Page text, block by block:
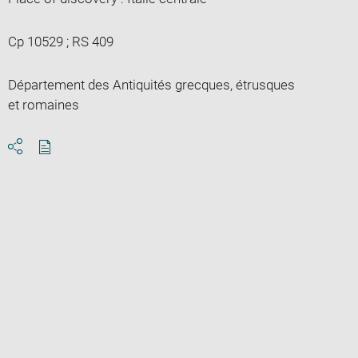
Cp 10529 ; RS 409
Département des Antiquités grecques, étrusques
et romaines